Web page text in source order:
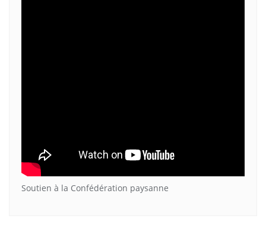
Soutien à la Confédération paysanne